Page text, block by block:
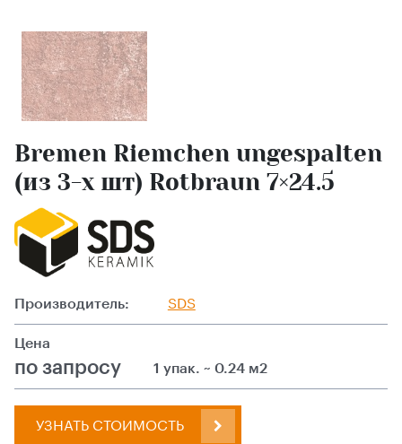
Bremen Riemchen ungespalten
(из 3-х шт) Rotbraun 7×24.5
Производитель: SDS
Цена
по запросу 1 упак. ~ 0.24 м2
УЗНАТЬ СТОИМОСТЬ